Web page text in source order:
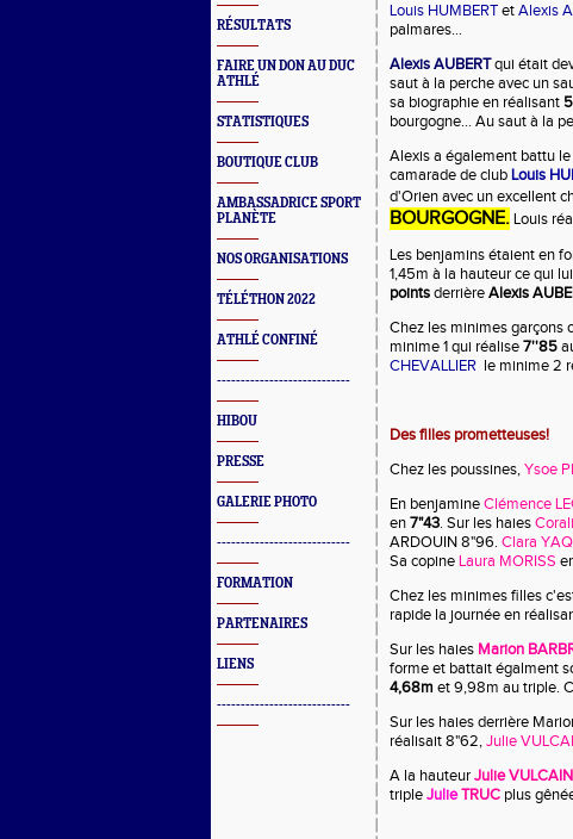
RÉSULTATS
FAIRE UN DON AU DUC
ATHLÉ
STATISTIQUES
BOUTIQUE CLUB
AMBASSADRICE SPORT
PLANÈTE
NOS ORGANISATIONS
TÉLÉTHON 2022
ATHLÉ CONFINÉ
----------------------------
HIBOU
PRESSE
GALERIE PHOTO
----------------------------
FORMATION
PARTENAIRES
LIENS
----------------------------
Louis HUMBERTetAlexis
palmares...
Alexis AUBERTqui était
saut à la perche avec un
sa biographie en réalisant
bourgogne... Au saut à la
Alexis a également battu
camarade de club Louis
d'Orien avec un excellent
BOURGOGNE.Louis
Les benjamins étaient en
1,45m à la hauteur ce qui
pointsderrièreAlexis
Chez les minimes garçons
minime 1 qui réalise7''85
CHEVALLIER le minime 2
Des filles prometteuses!
Chez les poussines,Ysoe
En benjamineClémence
en7"43. Sur les haies
ARDOUIN 8"96. Clara
Sa copineLaura MORISS
Chez les minimes filles
rapide la journée en
Sur les haies Marion
forme et battait égalment
4,68m et 9,98m au triple.
Sur les haies derrière
réalisait 8"62,Julie
A la hauteurJulie VULCAIN
tripleJulieTRUC plus